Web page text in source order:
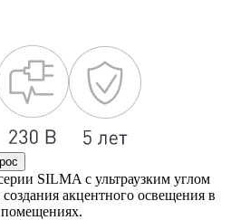
SILMA с ультраузким углом
акцентного освещения в